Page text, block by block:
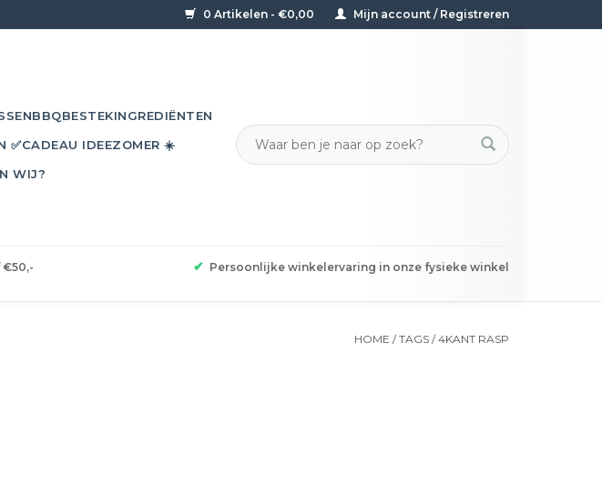
0 Artikelen - €0,00 Mijn account / Registreren
BBQBESTEKINGREDIËNTEN
✅CADEAU IDEEZOMER ☀️
WIJ?
€50,- ✔ Persoonlijke winkelervaring in onze fysieke winkel
HOME /TAGS /4KANT RASP